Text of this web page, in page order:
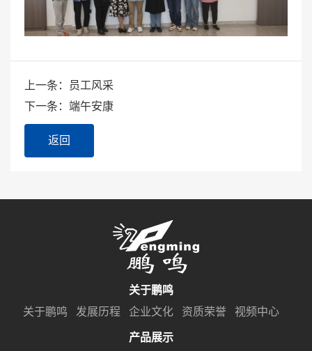
上一条：员工风采
下一条：端午安康
返回
关于鹏鸣
关于鹏鸣
发展历程 企业文化 资质荣誉 视频中心
产品展示